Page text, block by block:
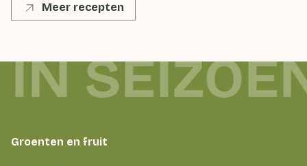
Meer recepten
Groenten en fruit